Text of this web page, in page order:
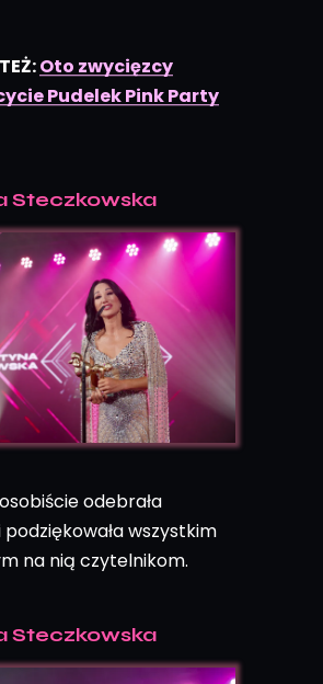
Oto zwycięzcy
Pudelek Pink Party
Steczkowska
odebrała
wszystkim
na nią czytelnikom.
Steczkowska